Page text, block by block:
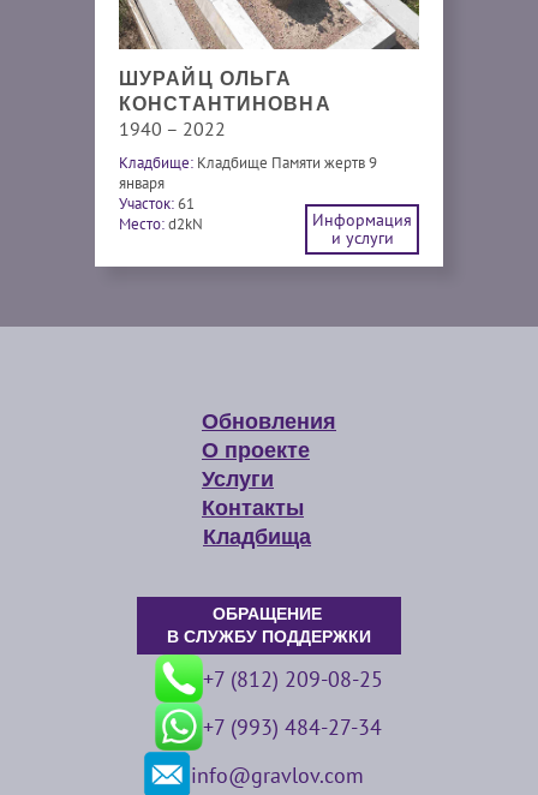
ШУРАЙЦ ОЛЬГА
КОНСТАНТИНОВНА
1940 – 2022
Кладбище: Кладбище Памяти жертв 9
января
Участок:61
Место:d2kN
Информация
и услуги
Обновления
О проекте
Услуги
Контакты
Кладбища
ОБРАЩЕНИЕ
В СЛУЖБУ ПОДДЕРЖКИ
+7 (812) 209-08-25
+7 (993) 484-27-34
info@gravlov.com